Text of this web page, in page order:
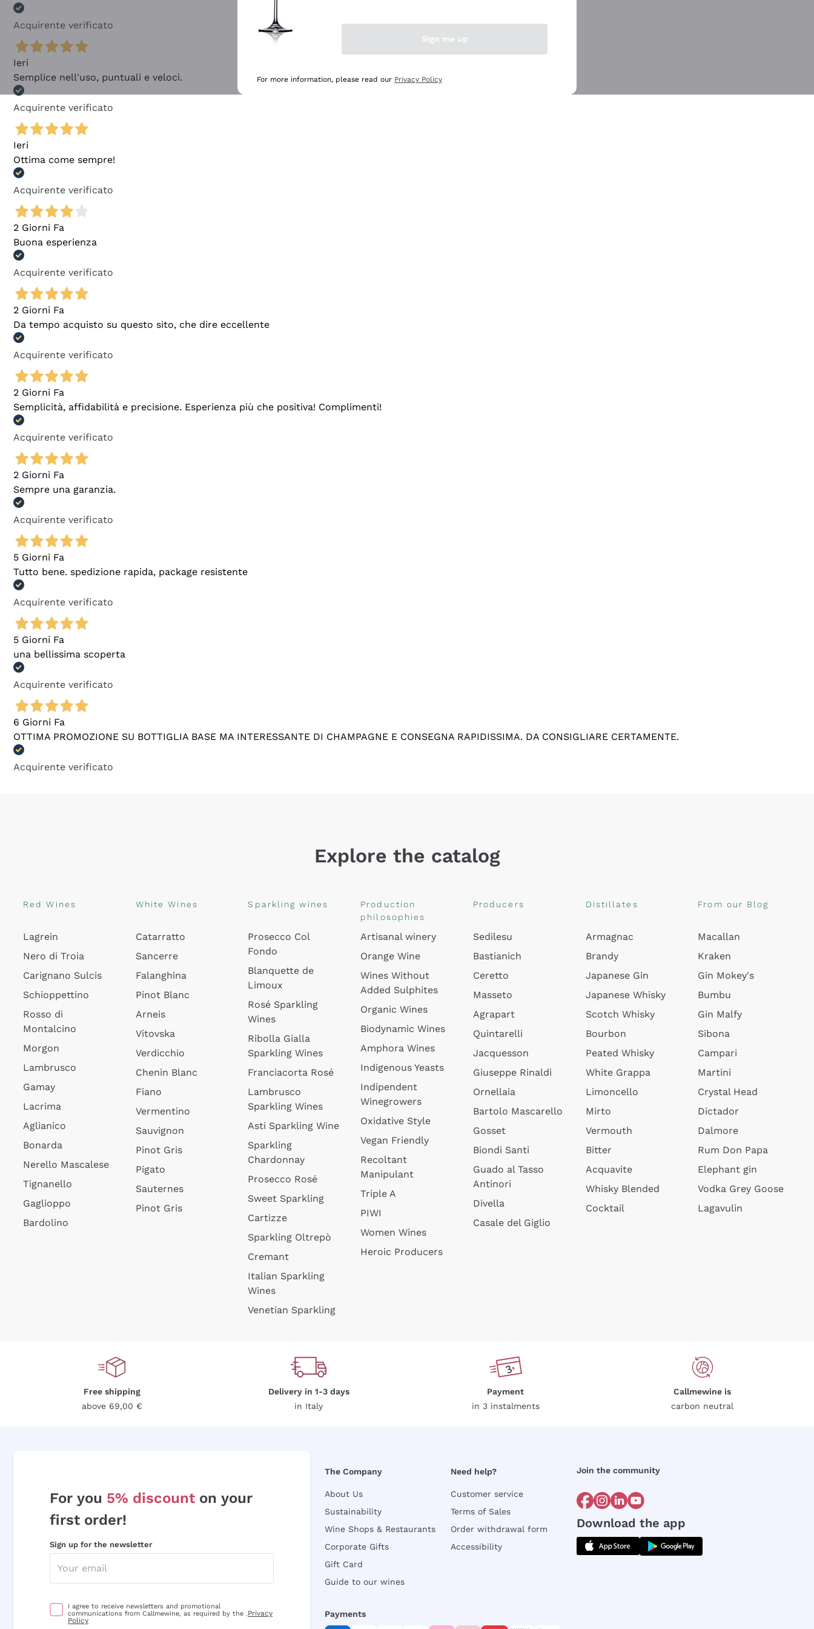
Acquirente verificato
Ieri
Semplice nell'uso, puntuali e veloci.
Acquirente verificato
Ieri
Ottima come sempre!
Acquirente verificato
2 Giorni Fa
Buona esperienza
Acquirente verificato
2 Giorni Fa
Da tempo acquisto su questo sito, che dire eccellente
Acquirente verificato
2 Giorni Fa
Semplicità, affidabilità e precisione. Esperienza più che positiva! Complimenti!
Acquirente verificato
2 Giorni Fa
Sempre una garanzia.
Acquirente verificato
5 Giorni Fa
Tutto bene. spedizione rapida, package resistente
Acquirente verificato
5 Giorni Fa
una bellissima scoperta
Acquirente verificato
6 Giorni Fa
OTTIMA PROMOZIONE SU BOTTIGLIA BASE MA INTERESSANTE DI CHAMPAGNE E CONSEGNA RAPIDISSIMA. DA CONSIGLIARE CERTAMENTE.
Acquirente verificato
Explore the catalog
Red Wines
Lagrein
Nero di Troia
Carignano Sulcis
Schioppettino
Rosso di
Montalcino
Morgon
Lambrusco
Gamay
Lacrima
Aglianico
Bonarda
Nerello Mascalese
Tignanello
Gaglioppo
Bardolino
White Wines
Catarratto
Sancerre
Falanghina
Pinot Blanc
Arneis
Vitovska
Verdicchio
Chenin Blanc
Fiano
Vermentino
Sauvignon
Pinot Gris
Pigato
Sauternes
Pinot Gris
Sparkling wines
Prosecco Col
Fondo
Blanquette de
Limoux
Rosé Sparkling
Wines
Ribolla Gialla
Sparkling Wines
Franciacorta Rosé
Lambrusco
Sparkling Wines
Asti Sparkling Wine
Sparkling
Chardonnay
Prosecco Rosé
Sweet Sparkling
Cartizze
Sparkling Oltrepò
Cremant
Italian Sparkling
Wines
Venetian Sparkling
Production
philosophies
Artisanal winery
Orange Wine
Wines Without
Added Sulphites
Organic Wines
Biodynamic Wines
Amphora Wines
Indigenous Yeasts
Indipendent
Winegrowers
Oxidative Style
Vegan Friendly
Recoltant
Manipulant
Triple A
PIWI
Women Wines
Heroic Producers
Producers
Sedilesu
Bastianich
Ceretto
Masseto
Agrapart
Quintarelli
Jacquesson
Giuseppe Rinaldi
Ornellaia
Bartolo Mascarello
Gosset
Biondi Santi
Guado al Tasso
Antinori
Divella
Casale del Giglio
Distillates
Armagnac
Brandy
Japanese Gin
Japanese Whisky
Scotch Whisky
Bourbon
Peated Whisky
White Grappa
Limoncello
Mirto
Vermouth
Bitter
Acquavite
Whisky Blended
Cocktail
From our Blog
Macallan
Kraken
Gin Mokey's
Bumbu
Gin Malfy
Sibona
Campari
Martini
Crystal Head
Dictador
Dalmore
Rum Don Papa
Elephant gin
Vodka Grey Goose
Lagavulin
Free shipping
above 69,00 €
Delivery in 1-3 days
in Italy
Payment
in 3 instalments
Callmewine is
carbon neutral
For you 5% discount on your
first order!
Sign up for the newsletter
I agree to receive newsletters and promotional
communications from Callmewine, as required by the .Privacy
Policy
The Company
About Us
Sustainability
Wine Shops & Restaurants
Corporate Gifts
Gift Card
Guide to our wines
Need help?
Customer service
Terms of Sales
Order withdrawal form
Accessibility
Join the community
Download the app
Payments
Sign me up
For more information, please read our Privacy Policy